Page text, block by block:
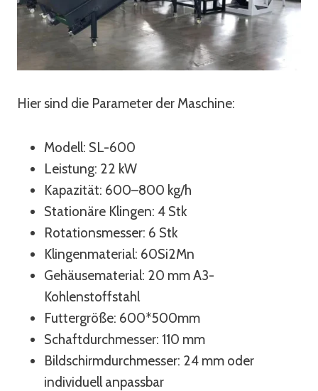
Hier sind die Parameter der Maschine:
Modell: SL-600
Leistung: 22 kW
Kapazität: 600–800 kg/h
Stationäre Klingen: 4 Stk
Rotationsmesser: 6 Stk
Klingenmaterial: 60Si2Mn
Gehäusematerial: 20 mm A3-
Kohlenstoffstahl
Futtergröße: 600*500mm
Schaftdurchmesser: 110 mm
Bildschirmdurchmesser: 24 mm oder
individuell anpassbar